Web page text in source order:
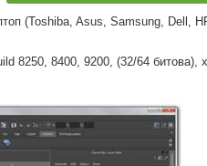
(Toshiba, Asus, Samsung, Dell,
8250, 8400, 9200, (32/64 битова),